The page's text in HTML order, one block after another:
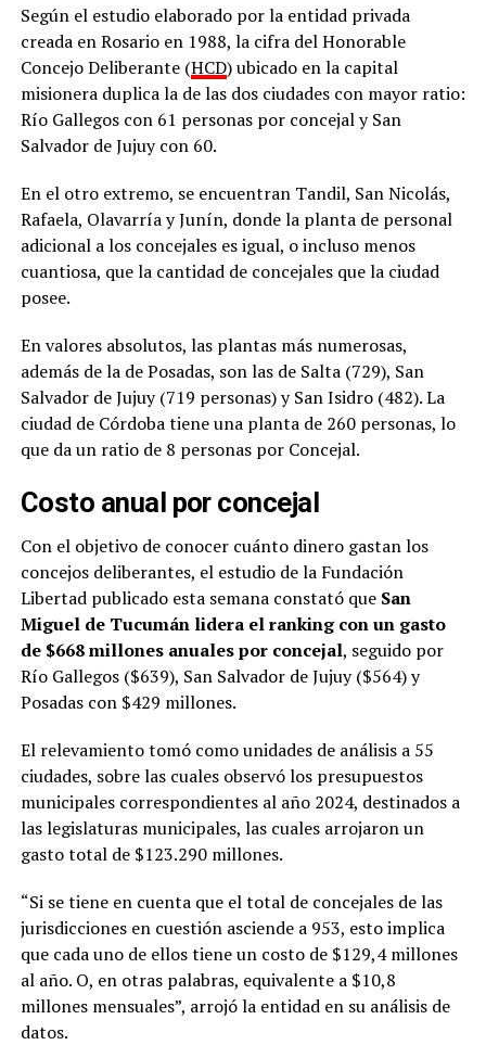
Según el estudio elaborado por la entidad privada
creada en Rosario en 1988, la cifra del Honorable
Concejo Deliberante (HCD) ubicado en la capital
misionera duplica la de las dos ciudades con mayor ratio:
Río Gallegos con 61 personas por concejal y San
Salvador de Jujuy con 60.
En el otro extremo, se encuentran Tandil, San Nicolás,
Rafaela, Olavarría y Junín, donde la planta de personal
adicional a los concejales es igual, o incluso menos
cuantiosa, que la cantidad de concejales que la ciudad
posee.
En valores absolutos, las plantas más numerosas,
además de la de Posadas, son las de Salta (729), San
Salvador de Jujuy (719 personas) y San Isidro (482). La
ciudad de Córdoba tiene una planta de 260 personas, lo
que da un ratio de 8 personas por Concejal.
Costo anual por concejal
Con el objetivo de conocer cuánto dinero gastan los
concejos deliberantes, el estudio de la Fundación
Libertad publicado esta semana constató queSan
Miguel de Tucumán lidera el ranking con un gasto
de $668 millones anuales por concejal, seguido por
Río Gallegos ($639), San Salvador de Jujuy ($564) y
Posadas con $429 millones.
El relevamiento tomó como unidades de análisis a 55
ciudades, sobre las cuales observó los presupuestos
municipales correspondientes al año 2024, destinados a
las legislaturas municipales, las cuales arrojaron un
gasto total de $123.290 millones.
“Si se tiene en cuenta que el total de concejales de las
jurisdicciones en cuestión asciende a 953, esto implica
que cada uno de ellos tiene un costo de $129,4 millones
al año. O, en otras palabras, equivalente a $10,8
millones mensuales”, arrojó la entidad en su análisis de
datos.